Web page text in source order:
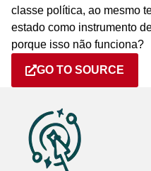
classe política, ao mesmo
estado como instrumento
porque isso não funciona?
GO TO SOURCE